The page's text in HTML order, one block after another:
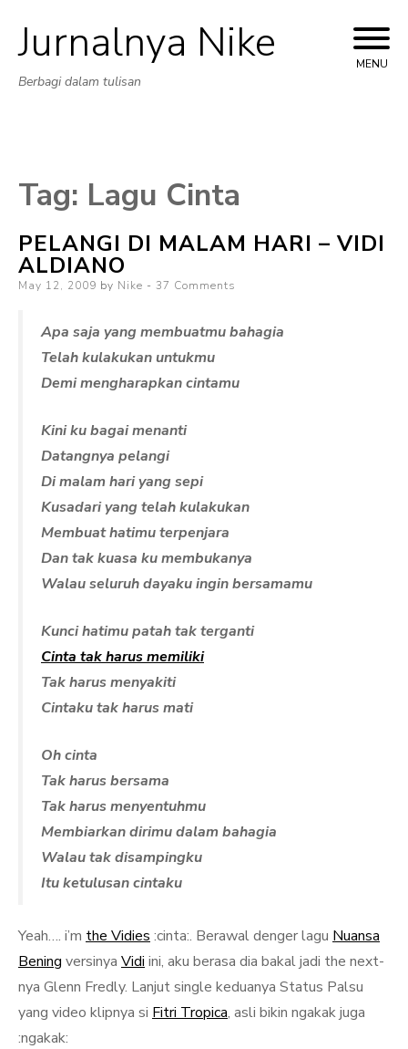
Skip
Jurnalnya Nike
Berbagi dalam tulisan
MENU
Tag: Lagu Cinta
PELANGI DI MALAM HARI – VIDI
ALDIANO
Posted
May 12, 2009 by Nike 37 Comments
Apa saja yang membuatmu bahagia
Telah kulakukan untukmu
Demi mengharapkan cintamu
Kini ku bagai menanti
Datangnya pelangi
Di malam hari yang sepi
Kusadari yang telah kulakukan
Membuat hatimu terpenjara
Dan tak kuasa ku membukanya
Walau seluruh dayaku ingin bersamamu
Kunci hatimu patah tak terganti
Cinta tak harus memiliki
Tak harus menyakiti
Cintaku tak harus mati
Oh cinta
Tak harus bersama
Tak harus menyentuhmu
Membiarkan dirimu dalam bahagia
Walau tak disampingku
Itu ketulusan cintaku
Yeah…. i’m the Vidies :cinta:. Berawal denger lagu Nuansa
Bening versinya Vidi ini, aku berasa dia bakal jadi the next-
nya Glenn Fredly. Lanjut single keduanya Status Palsu
yang video klipnya si Fitri Tropica, asli bikin ngakak juga
:ngakak: